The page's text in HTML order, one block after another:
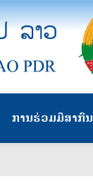
ການຮ່ວມມືສາກົນ